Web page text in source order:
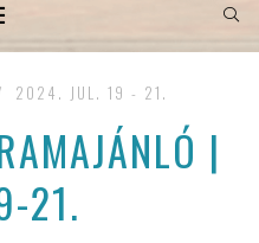
2024. JUL. 19 - 21.
|
21.